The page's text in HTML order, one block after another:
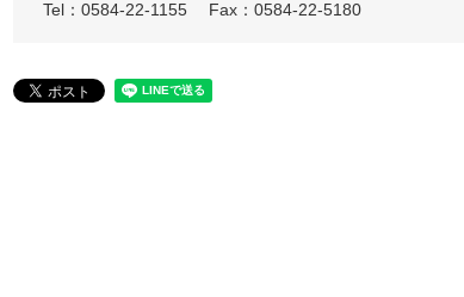
Tel：0584-22-1155
Fax：0584-22-5180